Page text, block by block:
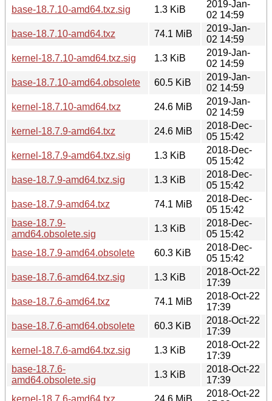
base-18.7.10-amd64.txz.sig
1.3 KiB
2019-Jan-
02 14:59
base-18.7.10-amd64.txz
74.1 MiB
2019-Jan-
02 14:59
kernel-18.7.10-amd64.txz.sig
1.3 KiB
2019-Jan-
02 14:59
base-18.7.10-amd64.obsolete
60.5 KiB
2019-Jan-
02 14:59
kernel-18.7.10-amd64.txz
24.6 MiB
2019-Jan-
02 14:59
kernel-18.7.9-amd64.txz
24.6 MiB
2018-Dec-
05 15:42
kernel-18.7.9-amd64.txz.sig
1.3 KiB
2018-Dec-
05 15:42
base-18.7.9-amd64.txz.sig
1.3 KiB
2018-Dec-
05 15:42
base-18.7.9-amd64.txz
74.1 MiB
2018-Dec-
05 15:42
base-18.7.9-
amd64.obsolete.sig
1.3 KiB
2018-Dec-
05 15:42
base-18.7.9-amd64.obsolete
60.3 KiB
2018-Dec-
05 15:42
base-18.7.6-amd64.txz.sig
1.3 KiB
2018-Oct-22
17:39
base-18.7.6-amd64.txz
74.1 MiB
2018-Oct-22
17:39
base-18.7.6-amd64.obsolete
60.3 KiB
2018-Oct-22
17:39
kernel-18.7.6-amd64.txz.sig
1.3 KiB
2018-Oct-22
17:39
base-18.7.6-
amd64.obsolete.sig
1.3 KiB
2018-Oct-22
17:39
kernel-18.7.6-amd64.txz
24.6 MiB
2018-Oct-22